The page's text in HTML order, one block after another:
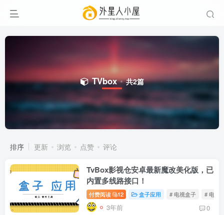
TVbox 共2篇
排序 更新 浏览 点赞 评论
TvBox影视仓安卓最新魔改美化版，已
内置多线路接口！
付费阅读 12 盒子应用 # 电视盒子 # 电视
3年前 0